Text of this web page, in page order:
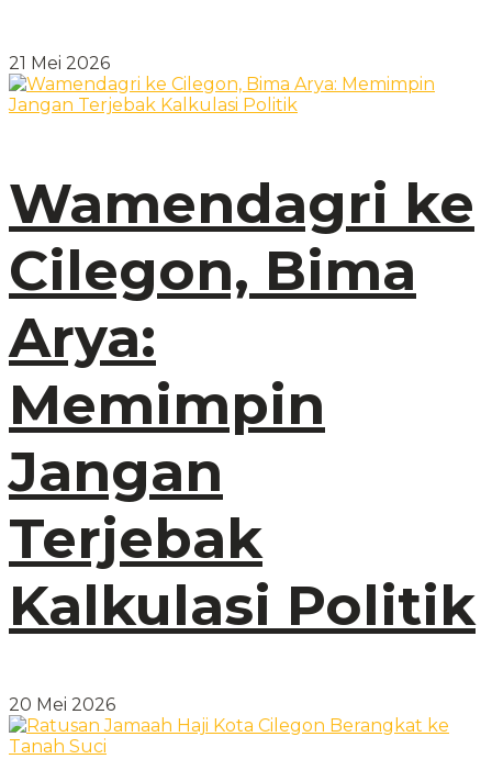
21 Mei 2026
Wamendagri ke
Cilegon, Bima
Arya:
Memimpin
Jangan
Terjebak
Kalkulasi Politik
20 Mei 2026